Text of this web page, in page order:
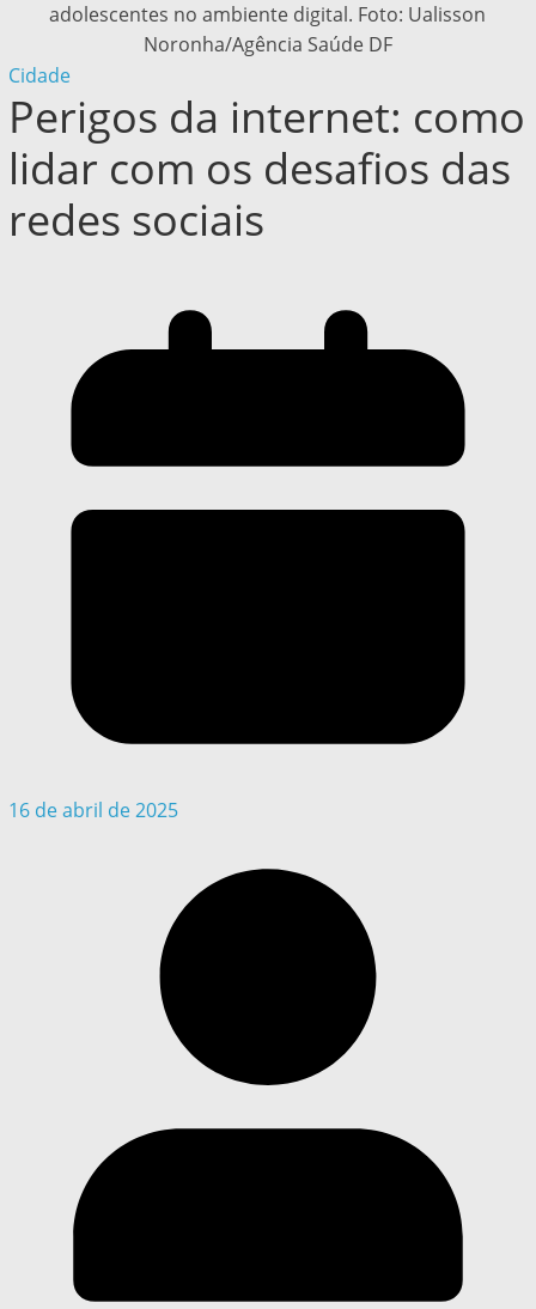
adolescentes no ambiente digital. Foto: Ualisson
Noronha/Agência Saúde DF
Cidade
Perigos da internet: como
lidar com os desafios das
redes sociais
16 de abril de 2025